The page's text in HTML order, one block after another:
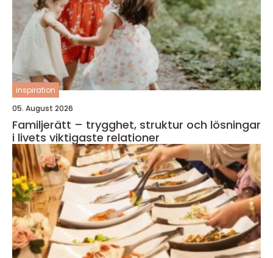
inspiration
05. August 2026
Familjerätt – trygghet, struktur och lösningar
i livets viktigaste relationer